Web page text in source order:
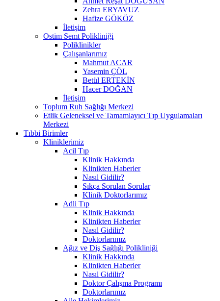
Zehra ERYAVUZ
Hafize GÖKÖZ
İletişim
Ostim Semt Polikliniği
Poliklinikler
Çalışanlarımız
Mahmut ACAR
Yasemin ÇÖL
Betül ERTEKİN
Hacer DOĞAN
İletişim
Toplum Ruh Sağlığı Merkezi
Etlik Geleneksel ve Tamamlayıcı Tıp Uygulamaları
Merkezi
Tıbbi Birimler
Kliniklerimiz
Acil Tıp
Klinik Hakkında
Klinikten Haberler
Nasıl Gidilir?
Sıkça Sorulan Sorular
Klinik Doktorlarımız
Adli Tıp
Klinik Hakkında
Klinikten Haberler
Nasıl Gidilir?
Doktorlarımız
Ağız ve Diş Sağlığı Polikliniği
Klinik Hakkında
Klinikten Haberler
Nasıl Gidilir?
Doktor Çalışma Programı
Doktorlarımız